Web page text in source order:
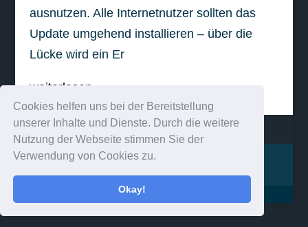
Cookies helfen uns bei der Bereitstellung
unserer Inhalte und Dienste. Durch die weitere
Nutzung der Webseite stimmen Sie der
Verwendung von Cookies zu.
Okay!
ausnutzen. Alle Internetnutzer sollten das
Update umgehend installieren – über die
Lücke wird ein Er
weiterlesen